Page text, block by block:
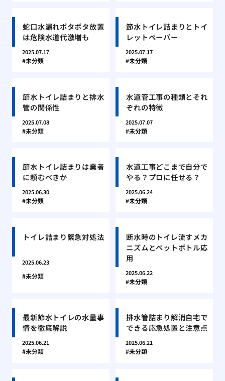
蛇口水漏れポタポタ放置
は危険水道代激増も
2025.07.17
未分類
節水トイレ詰まりとトイ
レットペーパー
2025.07.17
未分類
節水トイレ詰まりと排水
管の関係性
2025.07.08
未分類
水道管工事の種類とそれ
ぞれの特徴
2025.07.07
未分類
節水トイレ詰まりは業者
に頼むべきか
2025.06.30
未分類
水道工事どこまで自分で
やる？プロに任せる？
2025.06.24
未分類
トイレ詰まり緊急対処法
2025.06.23
未分類
断水時のトイレ流すメカ
ニズムとペットボトル応
用
2025.06.22
未分類
最新節水トイレの水量事
情を徹底解説
2025.06.21
未分類
排水管詰まり解消自宅で
できる応急処置と注意点
2025.06.21
未分類